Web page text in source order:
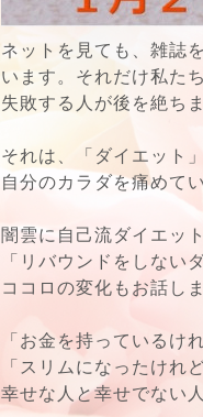
ネットを見ても、雑誌
います。それだけ私た
失敗する人が後を絶ち
それは、「ダイエット
自分のカラダを痛めて
闇雲に自己流ダイエッ
「リバウンドをしない
ココロの変化もお話しま
「お金を持っているけ
「スリムになったけれ
幸せな人と幸せでない